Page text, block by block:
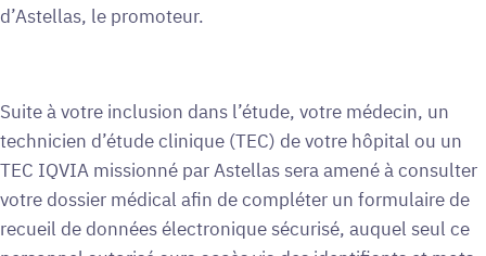
d’Astellas, le promoteur.
Suite à votre inclusion dans l’étude, votre médecin, un
technicien d’étude clinique (TEC) de votre hôpital ou un
TEC IQVIA missionné par Astellas sera amené à consulter
votre dossier médical afin de compléter un formulaire de
recueil de données électronique sécurisé, auquel seul ce